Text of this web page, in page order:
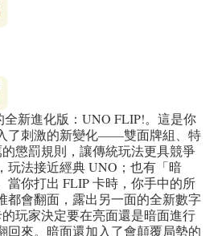
新進化版：UNO FLIP!。這是你
了刺激的新變化——雙面牌組、特
懲罰規則，讓傳統玩法更具競爭
玩法接近經典 UNO；也有「暗
當你打出 FLIP 卡時，你手中的所
都會翻面，露出另一面的全新數字
玩家決定要在亮面還是暗面進行
回來。暗面還加入了會顛覆局勢的